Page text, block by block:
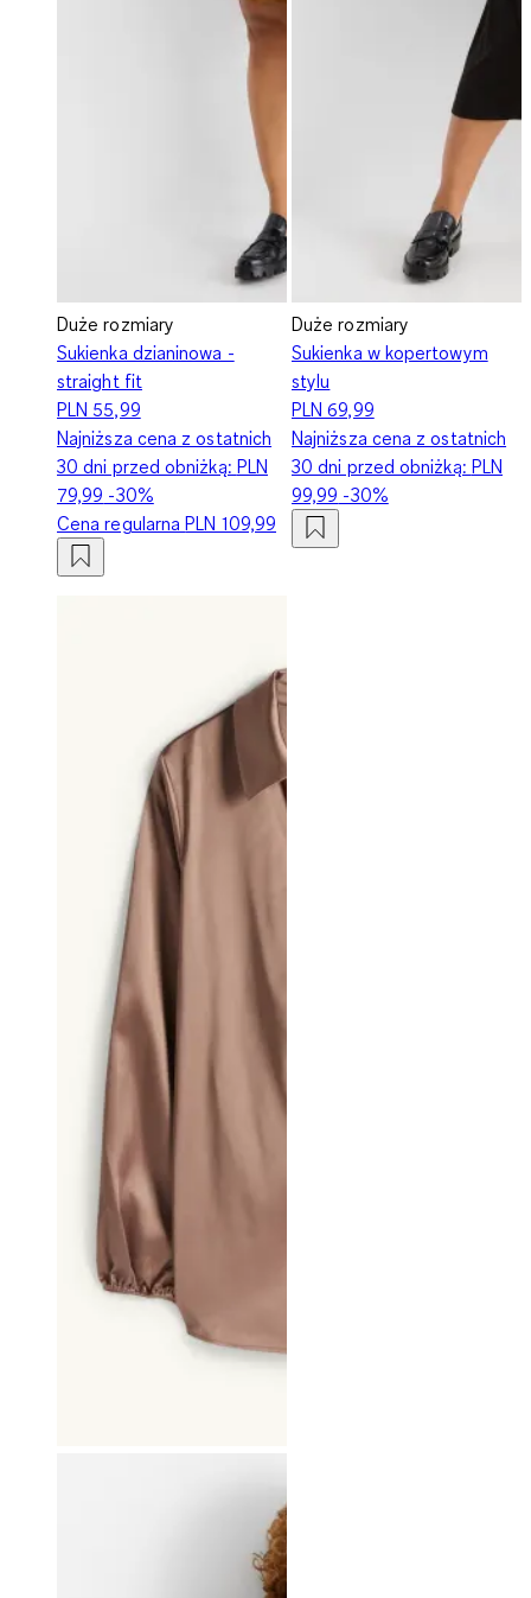
Duże rozmiary
Sukienka dzianinowa -
straight fit
PLN 55,99
Najniższa cena z ostatnich
30 dni przed obniżką: PLN
79,99 -30%
Cena regularnaPLN 109,99
Duże rozmiary
Sukienka w kopertowym
stylu
PLN 69,99
Najniższa cena z ostatnich
30 dni przed obniżką: PLN
99,99 -30%